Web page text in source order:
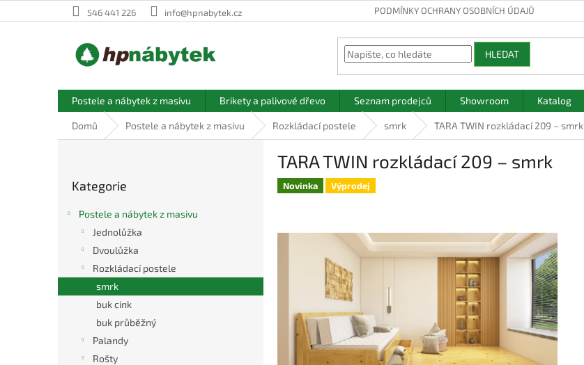
na
546 441 226 info@hpnabytek.cz PODMÍNKY OCHRANY OSOBNÍCH ÚDAJŮ
HLEDAT
Postele a nábytek z masivu Brikety a palivové dřevo Seznam prodejců Showroom Katalog
Domů Postele a nábytek z masivu Rozkládací postele smrk TARA TWIN rozkládací 209 – smrk
a
kategorie
Kategorie
Postele a nábytek z masivu
Jednolůžka
Dvoulůžka
Rozkládací postele
smrk
buk cink
buk průběžný
Palandy
Rošty
TARA TWIN rozkládací 209 – smrk
Novinka Výprodej